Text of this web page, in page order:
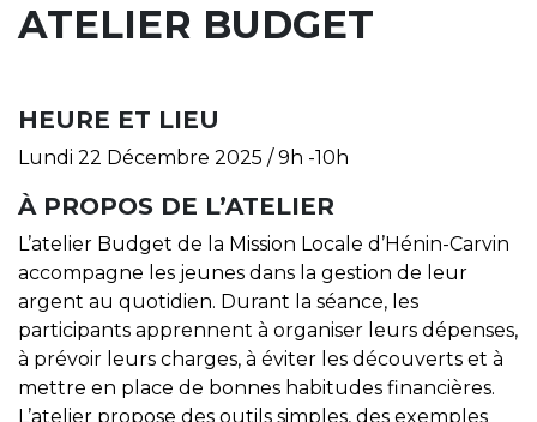
ATELIER BUDGET
HEURE ET LIEU
Lundi 22 Décembre 2025 / 9h -10h
À PROPOS DE L’ATELIER
L’atelier Budget de la Mission Locale d’Hénin-Carvin
accompagne les jeunes dans la gestion de leur
argent au quotidien. Durant la séance, les
participants apprennent à organiser leurs dépenses,
à prévoir leurs charges, à éviter les découverts et à
mettre en place de bonnes habitudes financières.
L’atelier propose des outils simples, des exemples